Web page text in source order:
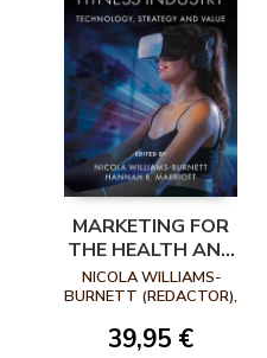
MARKETING FOR
THE HEALTH AND
FITNESS INDUSTRY
(TAPA DURA)
NICOLA WILLIAMS-
BURNETT (REDACTOR),
39,95 €